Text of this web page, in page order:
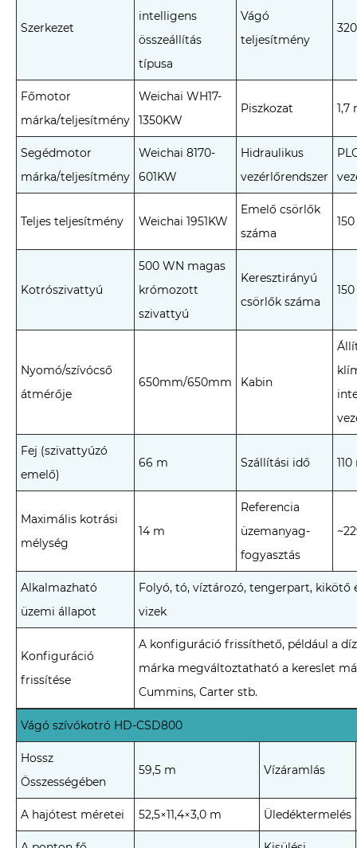
Szerkezet
intelligens
összeállítás
típusa
Vágó
teljesítmény
Főmotor
márka/teljesítmény
Weichai WH17-
1350KW
Piszkozat 1,7
Segédmotor
márka/teljesítmény
Weichai 8170-
601KW
Hidraulikus
vezérlőrendszer
Teljes teljesítmény Weichai 1951KW
Emelő csörlők
száma
Kotrószivattyú
500 WN magas
krómozott
szivattyú
Keresztirányú
csörlők száma
Nyomó/szívócső
átmérője
650mm/650mm Kabin
Fej (szivattyúzó
emelő)
66 m Szállítási idő
Maximális kotrási
mélység
14 m
Referencia
üzemanyag-
fogyasztás
Alkalmazható
üzemi állapot
Folyó, tó, víztározó, tengerpart, kikötő
vizek
Konfiguráció
frissítése
A konfiguráció frissíthető, például a
márka megváltoztatható a kereslet
Cummins, Carter stb.
Vágó szívókotró HD-CSD800
Hossz
Összességében
59,5 m Vízáramlás
A hajótest méretei 52,5×11,4×3,0 m Üledéktermelés